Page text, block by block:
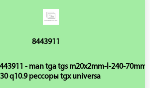
8443911
- man tga tgs m20x2mm-l-240-70mm-
q10.9 рессоры tgx universa